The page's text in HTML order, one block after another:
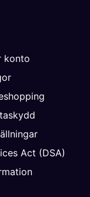
konto
Act (DSA)